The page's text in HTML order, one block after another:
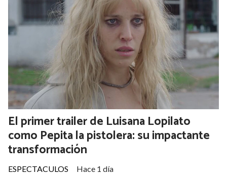
El primer trailer de Luisana Lopilato
como Pepita la pistolera: su impactante
transformación
ESPECTACULOS
Hace 1 día